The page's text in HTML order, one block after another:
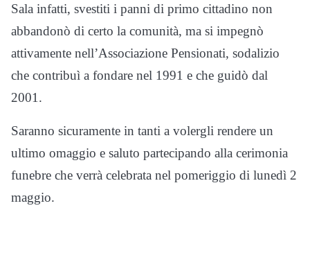
Sala infatti, svestiti i panni di primo cittadino non
abbandonò di certo la comunità, ma si impegnò
attivamente nell’Associazione Pensionati, sodalizio
che contribuì a fondare nel 1991 e che guidò dal
2001.
Saranno sicuramente in tanti a volergli rendere un
ultimo omaggio e saluto partecipando alla cerimonia
funebre che verrà celebrata nel pomeriggio di lunedì 2
maggio.